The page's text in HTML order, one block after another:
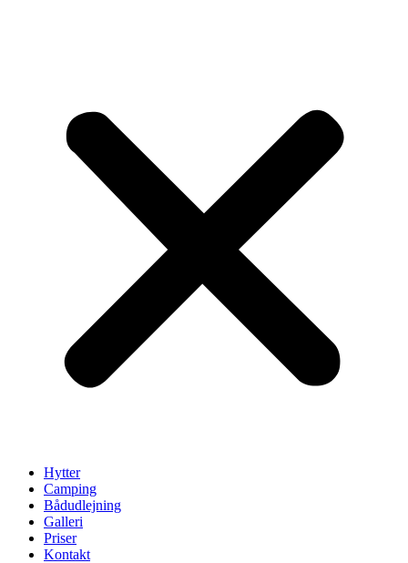
Hytter
Camping
Bådudlejning
Galleri
Priser
Kontakt